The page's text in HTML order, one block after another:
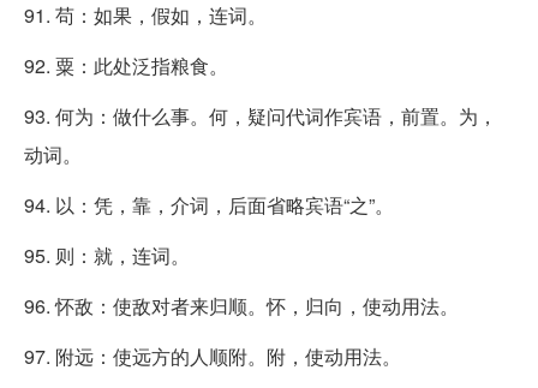
91. 苟：如果，假如，连词。
92. 粟：此处泛指粮食。
93. 何为：做什么事。何，疑问代词作宾语，前置。为，
动词。
94. 以：凭，靠，介词，后面省略宾语“之”。
95. 则：就，连词。
96. 怀敌：使敌对者来归顺。怀，归向，使动用法。
97. 附远：使远方的人顺附。附，使动用法。